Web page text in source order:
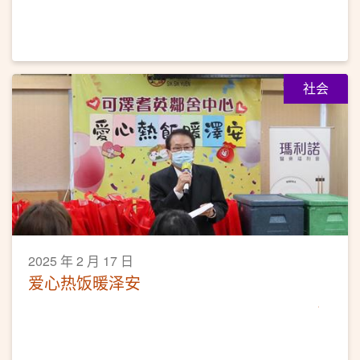
社会
2025 年 2 月 17 日
爱心热饭暖泽安